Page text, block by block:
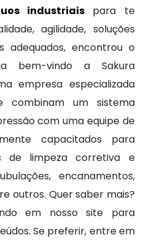
industriais para te
agilidade, soluções
adequados, encontrou o
bem-vindo a Sakura
empresa especializada
combinam um sistema
com uma equipe de
capacitados para
de limpeza corretiva e
encanamentos,
outros. Quer saber mais?
em nosso site para
Se preferir, entre em